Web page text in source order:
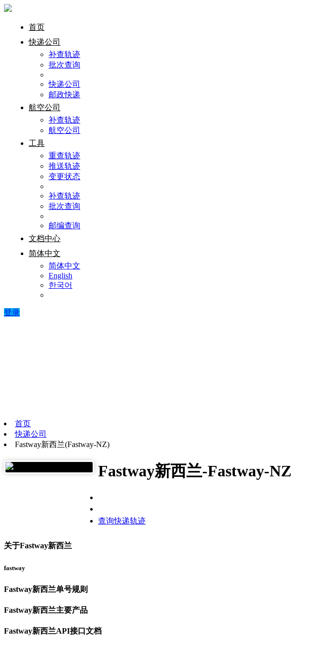
首页
快递公司
补查轨迹
批次查询
快递公司
邮政快递
航空公司
补查轨迹
航空公司
工具
重查轨迹
推送轨迹
变更状态
补查轨迹
批次查询
邮编查询
文档中心
简体中文
简体中文
English
한국어
登录
首页
快递公司
Fastway新西兰(Fastway-NZ)
Fastway新西兰-Fastway-NZ
查询快递轨迹
关于Fastway新西兰
fastway
Fastway新西兰单号规则
Fastway新西兰主要产品
Fastway新西兰API接口文档